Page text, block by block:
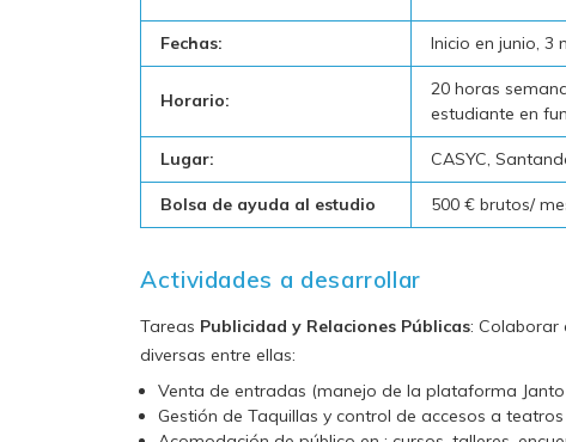
Fechas: Inicio en junio, 3
Horario:
20 horas
estudiante en
Lugar: CASYC,
Bolsa de ayuda al estudio 500 € brutos/
Actividades a desarrollar
Tareas Publicidad y Relaciones Públicas: Colaborar
diversas entre ellas:
Venta de entradas (manejo de la plataforma
Gestión de Taquillas y control de accesos a teatros